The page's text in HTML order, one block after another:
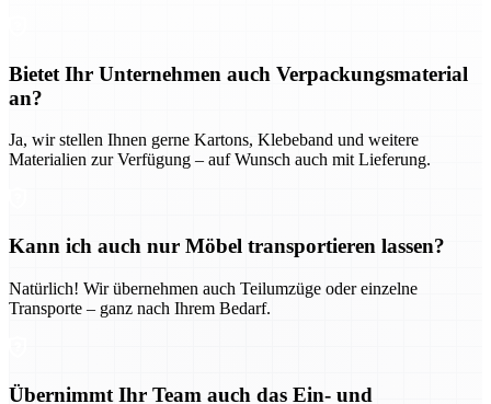
Bietet Ihr Unternehmen auch Verpackungsmaterial
an?
Ja, wir stellen Ihnen gerne Kartons, Klebeband und weitere
Materialien zur Verfügung – auf Wunsch auch mit Lieferung.
Kann ich auch nur Möbel transportieren lassen?
Natürlich! Wir übernehmen auch Teilumzüge oder einzelne
Transporte – ganz nach Ihrem Bedarf.
Übernimmt Ihr Team auch das Ein- und